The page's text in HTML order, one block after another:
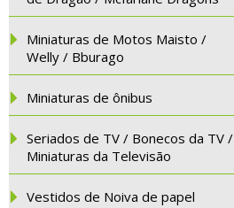
Miniaturas de Motos Maisto /
Welly / Bburago
Miniaturas de ônibus
Seriados de TV / Bonecos da TV /
Miniaturas da Televisão
Vestidos de Noiva de papel